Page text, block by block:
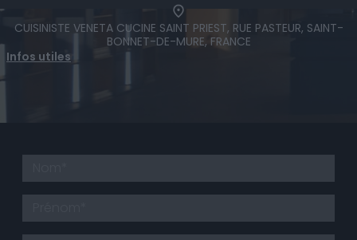
CUISINISTE VENETA CUCINE SAINT PRIEST, RUE PASTEUR, SAINT-
BONNET-DE-MURE, FRANCE
Infos utiles